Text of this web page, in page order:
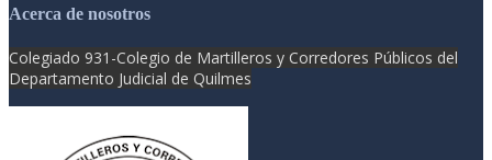
Acerca de nosotros
Colegiado 931-Colegio de Martilleros y Corredores Públicos del
Departamento Judicial de Quilmes